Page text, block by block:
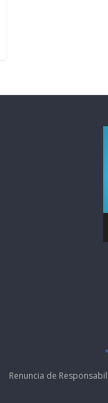
Renuncia de